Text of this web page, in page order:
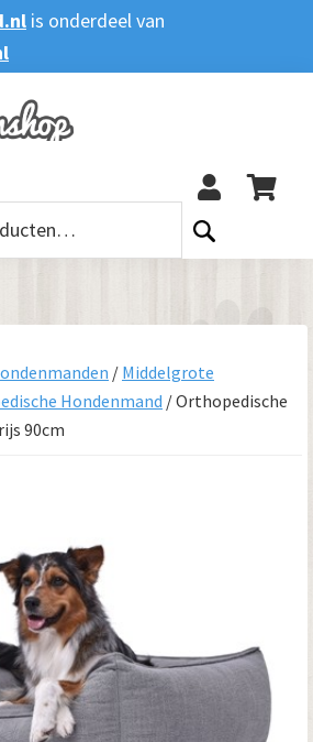
is onderdeel van
/ Middelgrote
Hondenmand /Orthopedische
90cm